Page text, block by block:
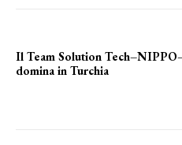
Il Team Solution
domina in Turchia